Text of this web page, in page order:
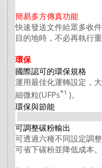
簡易多方傳真功能
快速發送文件給眾多收
目的地時，不必再執行重
環保
國際認可的環保規格
運用最佳化運轉設定，
細微粒(UFPs*1 )。
環保與節能
可調整碳粉輸出
可透過六種不同設定調
可省下碳粉並降低成本。